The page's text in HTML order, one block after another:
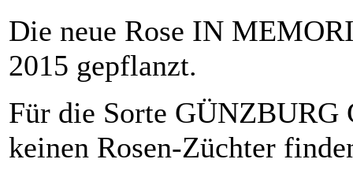
Die neue Rose IN
2015 gepflanzt.
Für die Sorte
keinen Rosen-Züchter